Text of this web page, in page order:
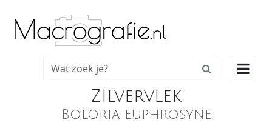

Zilvervlek
Boloria euphrosyne